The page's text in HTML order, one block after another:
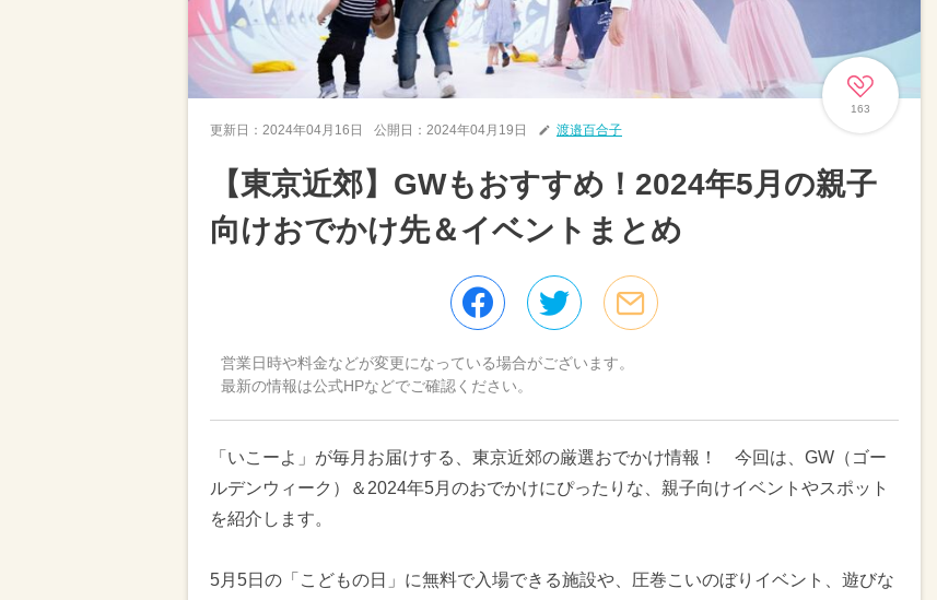
163
更新日： 2024年04月16日 公開日： 2024年04月19日 渡邉百合子
【東京近郊】GWもおすすめ！2024年5月の親子
向けおでかけ先＆イベントまとめ
営業日時や料金などが変更になっている場合がございます。
最新の情報は公式HPなどでご確認ください。
「いこーよ」が毎月お届けする、東京近郊の厳選おでかけ情報！ 今回は、GW（ゴー
ルデンウィーク）＆2024年5月のおでかけにぴったりな、親子向けイベントやスポット
を紹介します。
5月5日の「こどもの日」に無料で入場できる施設や、圧巻こいのぼりイベント、遊びな